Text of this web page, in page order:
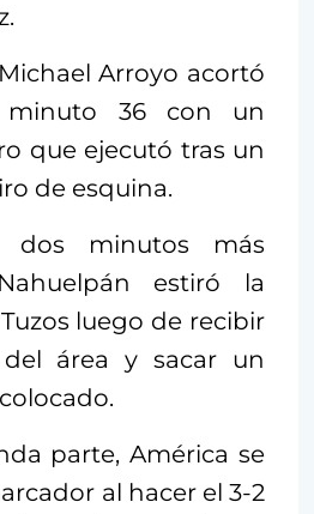
Arroyo acortó
minuto 36 con un
que ejecutó tras un
de esquina.
dos minutos más
estiró la
luego de recibir
área y sacar un
parte, América se
al hacer el 3-2